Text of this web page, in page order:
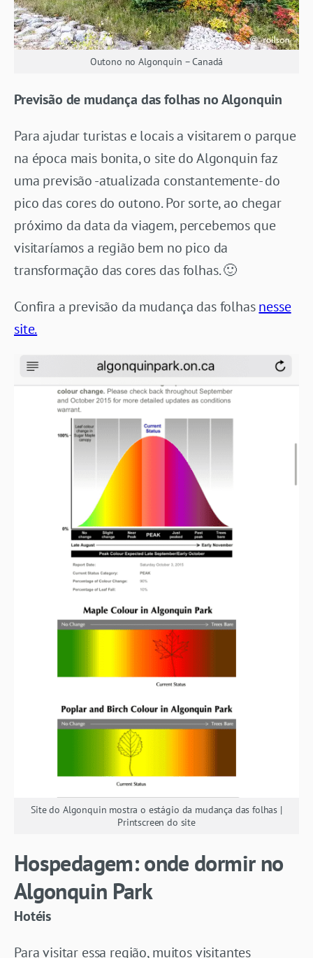
Outono no Algonquin – Canadá
Previsão de mudança das folhas no Algonquin
Para ajudar turistas e locais a visitarem o parque
na época mais bonita, o site do Algonquin faz
uma previsão -atualizada constantemente- do
pico das cores do outono. Por sorte, ao chegar
próximo da data da viagem, percebemos que
visitaríamos a região bem no pico da
transformação das cores das folhas. 🙂
Confira a previsão da mudança das folhasnesse
site.
Site do Algonquin mostra o estágio da mudança das folhas |
Printscreen do site
Hospedagem: onde dormir no
Algonquin Park
Hotéis
Para visitar essa região, muitos visitantes